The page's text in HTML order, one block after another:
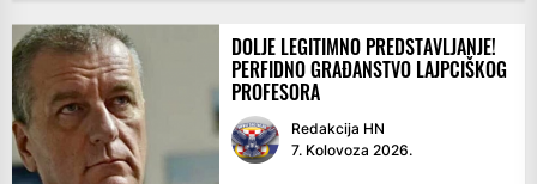
DOLJE LEGITIMNO PREDSTAVLJANJE!
PERFIDNO GRAĐANSTVO LAJPCIŠKOG
PROFESORA
Redakcija HN
7. Kolovoza 2026.